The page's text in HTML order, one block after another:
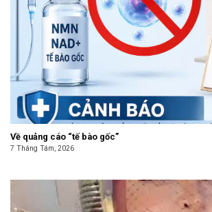
Về quảng cáo “tế bào gốc”
7 Tháng Tám, 2026